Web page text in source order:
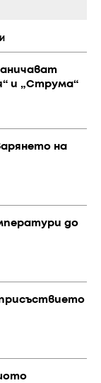
и „Струма“
на
до